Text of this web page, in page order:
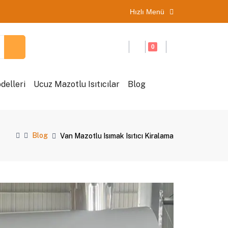
Hızlı Menü
0
Ucuz Mazotlu Isıtıcılar Blog
Blog Van Mazotlu Isımak Isıtıcı Kiralama